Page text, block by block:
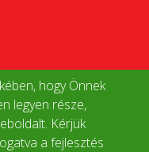
hogy Önnek
legyen része,
Kérjük
a fejlesztés